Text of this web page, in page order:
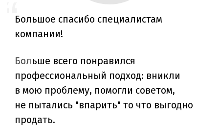
Большое спасибо специалистам
компании!
Больше всего понравился
профессиональный подход: вникли
в мою проблему, помогли советом,
не пытались "впарить" то что выгодно
продать.